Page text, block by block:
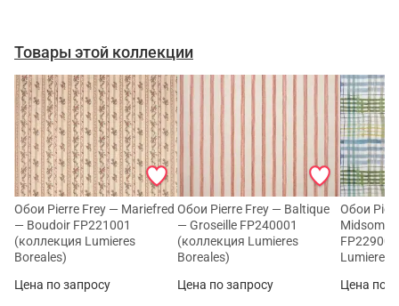
Товары этой коллекции
Обои Pierre Frey — Mariefred
— Boudoir FP221001
(коллекция Lumieres
Boreales)
Цена по запросу
Обои Pierre Frey — Baltique
— Groseille FP240001
(коллекция Lumieres
Boreales)
Цена по запросу
Обои
Lumieres
Цена по